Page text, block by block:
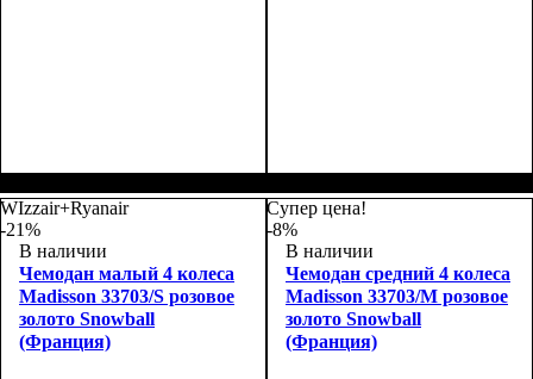
66х44х27
75х50х30
WIzzair+Ryanair
-21%
В наличии
Чемодан малый 4 колеса
Madisson 33703/S розовое
золото Snowball
(Франция)
Супер цена!
-8%
В наличии
Чемодан средний 4 колеса
Madisson 33703/M розовое
золото Snowball
(Франция)